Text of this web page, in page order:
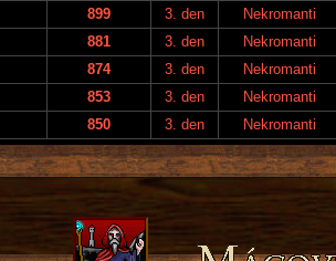
899 3. den Nekromanti
881 3. den Nekromanti
874 3. den Nekromanti
853 3. den Nekromanti
850 3. den Nekromanti